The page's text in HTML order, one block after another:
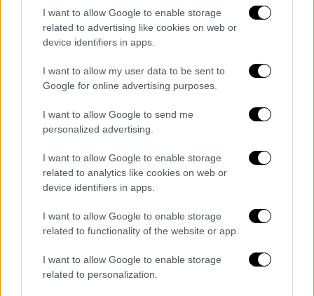
I want to allow Google to enable storage
related to advertising like cookies on web or
device identifiers in apps.
I want to allow my user data to be sent to
Google for online advertising purposes.
I want to allow Google to send me
personalized advertising.
I want to allow Google to enable storage
related to analytics like cookies on web or
device identifiers in apps.
I want to allow Google to enable storage
related to functionality of the website or app.
I want to allow Google to enable storage
related to personalization.
ΕΛΛΑΔΑ 14.12.201920:18
Κέρκυρα - Βίντεο ντοκουμέντο: Πώς
Κέρκυρα - Βίντεο ντοκουμέντο: Πώς
σώθηκαν από τις φλόγες μητέρα και κόρη
«Ημουν σπίτι με την οικογένειά μου και
μαμά μου να φωνάζει "βοήθεια". Το σπίτι
γέμισε καπνούς. Το παιδάκι μου το
μονάκριβο μου φώναζε ότι πεθαίνουμε. Ο
άντρας μου καιγόταν. Ανοίγαμε παράθυρα,
καιγόμασταν»λέει η μητέρα και
συμπληρώνει: «Δεν έχασα την ψυχραιμία μου.
Εβλεπα τον θάνατο να έρχεται και αρπάζω